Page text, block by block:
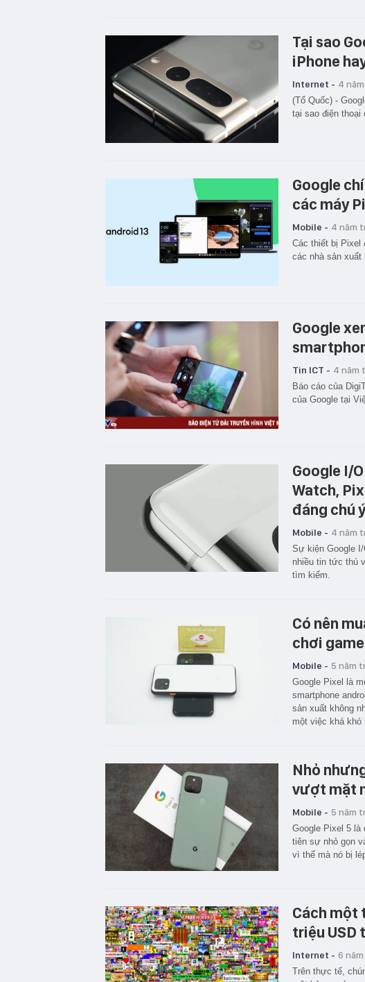
Tại sao
iPhone
Internet - 4
(Tổ Quốc) -
tại sao điện
Google
các máy
Mobile - 4 năm
Các thiết bị
các nhà sản xuất
Google
Tin ICT - 4 năm
Báo cáo của
của Google tại
Google I/
Watch,
đáng chú
Mobile - 4 năm
Sự kiện Google
nhiều tin tức thú
tìm kiếm.
Có nên
chơi
Mobile - 5 năm
Google Pixel là
smartphone
sản xuất không
một việc khá khó
Nhỏ
vượt mặt
Mobile - 5 năm
Google Pixel 5
tiên sự nhỏ gọn
vì thế mà nó bị
Cách một
triệu USD
Internet - 6
Trên thực tế,